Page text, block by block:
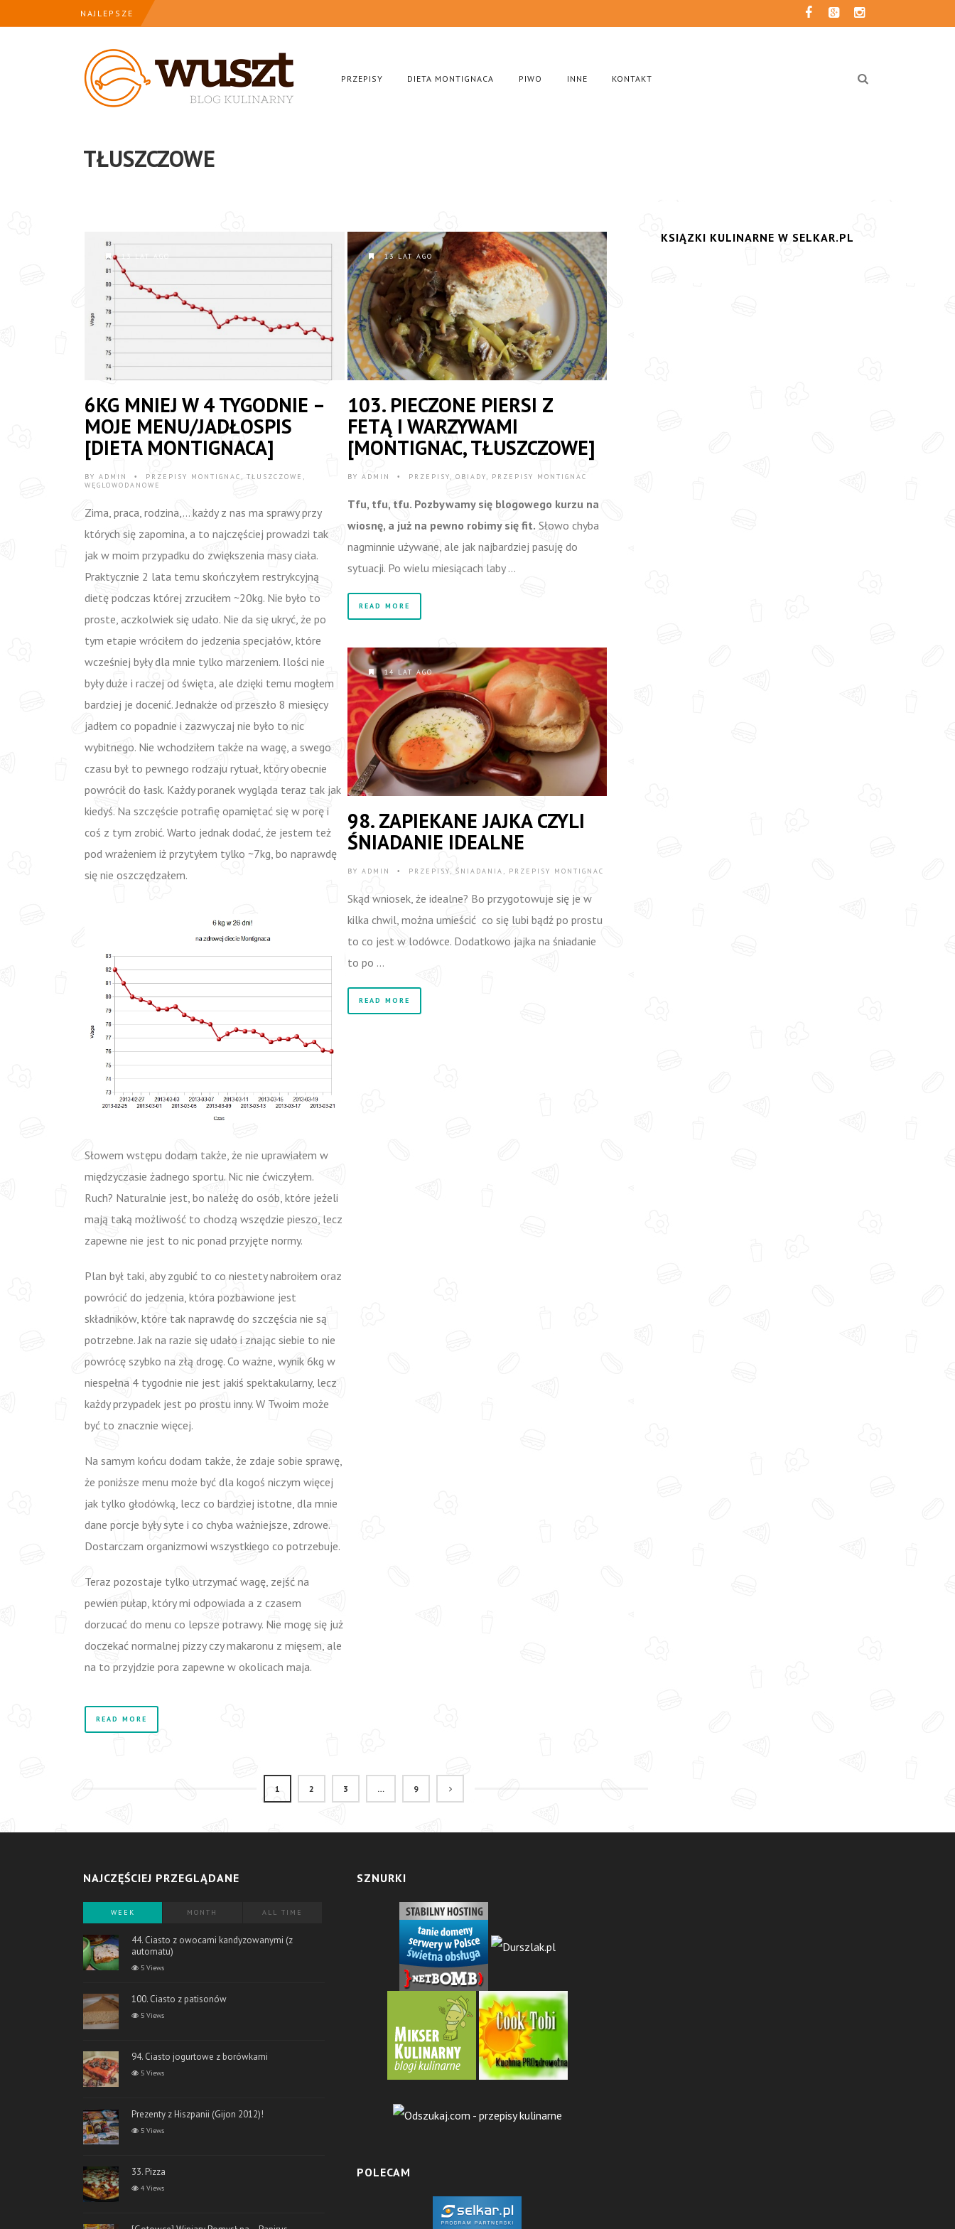
NAJLEPSZE
PRZEPISY DIETA MONTIGNACA PIWO INNE KONTAKT
TŁUSZCZOWE
13 LAT AGO
6KG MNIEJ W 4 TYGODNIE –
MOJE MENU/JADŁOSPIS
[DIETA MONTIGNACA]
BY ADMIN • PRZEPISY MONTIGNAC , TŁUSZCZOWE ,
WĘGLOWODANOWE
Zima, praca, rodzina,… każdy z nas ma sprawy przy
których się zapomina, a to najczęściej prowadzi tak
jak w moim przypadku do zwiększenia masy ciała.
Praktycznie 2 lata temu skończyłem restrykcyjną
dietę podczas której zrzuciłem ~20kg. Nie było to
proste, aczkolwiek się udało. Nie da się ukryć, że po
tym etapie wróciłem do jedzenia specjałów, które
wcześniej były dla mnie tylko marzeniem. Ilości nie
były duże i raczej od święta, ale dzięki temu mogłem
bardziej je docenić. Jednakże od przeszło 8 miesięcy
jadłem co popadnie i zazwyczaj nie było to nic
wybitnego. Nie wchodziłem także na wagę, a swego
czasu był to pewnego rodzaju rytuał, który obecnie
powrócił do łask. Każdy poranek wygląda teraz tak jak
kiedyś. Na szczęście potrafię opamiętać się w porę i
coś z tym zrobić. Warto jednak dodać, że jestem też
pod wrażeniem iż przytyłem tylko ~7kg, bo naprawdę
się nie oszczędzałem.
Słowem wstępu dodam także, że nie uprawiałem w
międzyczasie żadnego sportu. Nic nie ćwiczyłem.
Ruch? Naturalnie jest, bo należę do osób, które jeżeli
mają taką możliwość to chodzą wszędzie pieszo, lecz
zapewne nie jest to nic ponad przyjęte normy.
Plan był taki, aby zgubić to co niestety nabroiłem oraz
powrócić do jedzenia, która pozbawione jest
składników, które tak naprawdę do szczęścia nie są
potrzebne. Jak na razie się udało i znając siebie to nie
powrócę szybko na złą drogę. Co ważne, wynik 6kg w
niespełna 4 tygodnie nie jest jakiś spektakularny, lecz
każdy przypadek jest po prostu inny. W Twoim może
być to znacznie więcej.
Na samym końcu dodam także, że zdaje sobie sprawę,
że poniższe menu może być dla kogoś niczym więcej
jak tylko głodówką, lecz co bardziej istotne, dla mnie
dane porcje były syte i co chyba ważniejsze, zdrowe.
Dostarczam organizmowi wszystkiego co potrzebuje.
Teraz pozostaje tylko utrzymać wagę, zejść na
pewien pułap, który mi odpowiada a z czasem
dorzucać do menu co lepsze potrawy. Nie mogę się już
doczekać normalnej pizzy czy makaronu z mięsem, ale
na to przyjdzie pora zapewne w okolicach maja.
READ MORE
13 LAT AGO
103. PIECZONE PIERSI Z
FETĄ I WARZYWAMI
[MONTIGNAC, TŁUSZCZOWE]
BY ADMIN • PRZEPISY, OBIADY, PRZEPISY MONTIGNAC
Tfu, tfu, tfu. Pozbywamy się blogowego kurzu na
wiosnę, a już na pewno robimy się fit. Słowo chyba
nagminnie używane, ale jak najbardziej pasuję do
sytuacji. Po wielu miesiącach laby …
READ MORE
14 LAT AGO
98. ZAPIEKANE JAJKA CZYLI
ŚNIADANIE IDEALNE
BY ADMIN • PRZEPISY, ŚNIADANIA , PRZEPISY MONTIGNAC
Skąd wniosek, że idealne? Bo przygotowuje się je w
kilka chwil, można umieścić co się lubi bądź po prostu
to co jest w lodówce. Dodatkowo jajka na śniadanie
to po …
READ MORE
1 2 3 … 9
KSIĄZKI KULINARNE W SELKAR.PL
NAJCZĘŚCIEJ PRZEGLĄDANE
WEEK MONTH ALL TIME
44. Ciasto z owocami kandyzowanymi (z
automatu)
5 Views
100. Ciasto z patisonów
5 Views
94. Ciasto jogurtowe z borówkami
5 Views
Prezenty z Hiszpanii (Gijon 2012)!
5 Views
33. Pizza
4 Views
SZNURKI
POLECAM